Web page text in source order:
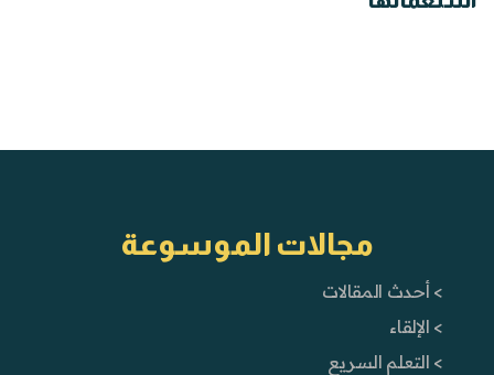
مجالات الموسوعة
> أحدث المقالات
> الإلقاء
> التعلم السريع